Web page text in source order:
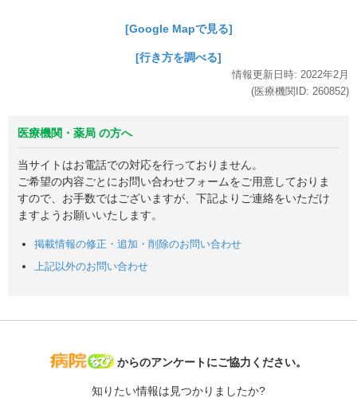
[Google Mapで見る]
[行き方を調べる]
情報更新日時: 2022年2月
(医療機関ID: 260852)
医療機関・薬局 の方へ
当サイトはお電話での対応を行っておりません。
ご希望の内容ごとにお問い合わせフォームをご用意しておりま
すので、お手数ではございますが、下記よりご連絡をいただけ
ますようお願いいたします。
掲載情報の修正・追加・削除のお問い合わせ
上記以外のお問い合わせ
病院なび
からのアンケートにご協力ください。
知りたい情報は見つかりましたか?